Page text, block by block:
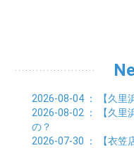
01月 (7)
02月 (3)
01月 (6)
03月 (6)
02月 (9)
01月 (11)
06月 (2)
2026-08-04 ： 【久里
2026-08-02 ： 【久里
の？
2026-07-30 ： 【衣笠